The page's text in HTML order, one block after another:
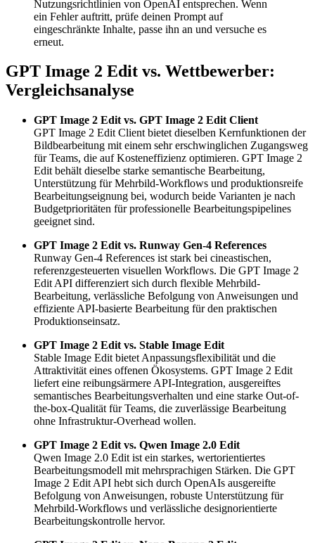
Nutzungsrichtlinien von OpenAI entsprechen. Wenn
ein Fehler auftritt, prüfe deinen Prompt auf
eingeschränkte Inhalte, passe ihn an und versuche es
erneut.
GPT Image 2 Edit vs. Wettbewerber:
Vergleichsanalyse
GPT Image 2 Edit vs. GPT Image 2 Edit Client
GPT Image 2 Edit Client bietet dieselben Kernfunktionen der
Bildbearbeitung mit einem sehr erschwinglichen Zugangsweg
für Teams, die auf Kosteneffizienz optimieren. GPT Image 2
Edit behält dieselbe starke semantische Bearbeitung,
Unterstützung für Mehrbild-Workflows und produktionsreife
Bearbeitungseignung bei, wodurch beide Varianten je nach
Budgetprioritäten für professionelle Bearbeitungspipelines
geeignet sind.
GPT Image 2 Edit vs. Runway Gen-4 References
Runway Gen-4 References ist stark bei cineastischen,
referenzgesteuerten visuellen Workflows. Die GPT Image 2
Edit API differenziert sich durch flexible Mehrbild-
Bearbeitung, verlässliche Befolgung von Anweisungen und
effiziente API-basierte Bearbeitung für den praktischen
Produktionseinsatz.
GPT Image 2 Edit vs. Stable Image Edit
Stable Image Edit bietet Anpassungsflexibilität und die
Attraktivität eines offenen Ökosystems. GPT Image 2 Edit
liefert eine reibungsärmere API-Integration, ausgereiftes
semantisches Bearbeitungsverhalten und eine starke Out-of-
the-box-Qualität für Teams, die zuverlässige Bearbeitung
ohne Infrastruktur-Overhead wollen.
GPT Image 2 Edit vs. Qwen Image 2.0 Edit
Qwen Image 2.0 Edit ist ein starkes, wertorientiertes
Bearbeitungsmodell mit mehrsprachigen Stärken. Die GPT
Image 2 Edit API hebt sich durch OpenAIs ausgereifte
Befolgung von Anweisungen, robuste Unterstützung für
Mehrbild-Workflows und verlässliche designorientierte
Bearbeitungskontrolle hervor.